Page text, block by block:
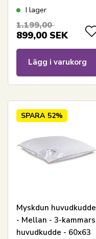
60x63 cm -
myskdunkudde
I lager
1.199,00
899,00 SEK
Lägg i varukorg
SPARA 52%
Myskdun huvudkudde
- Mellan - 3-kammars
huvudkudde - 60x63